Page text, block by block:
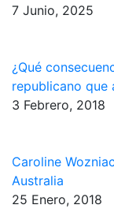
7 Junio, 2025
¿Qué
republicano que
3 Febrero, 2018
Caroline
Australia
25 Enero, 2018